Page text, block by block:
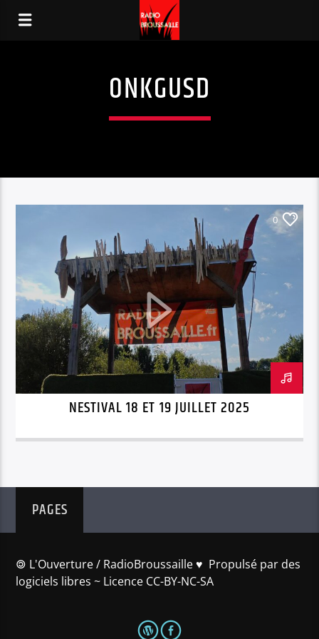
ONKGUSD
0
NESTIVAL 18 ET 19 JUILLET 2025
PAGES
🄯 L'Ouverture / RadioBroussaille ♥️ Propulsé par des
logiciels libres ~ Licence CC-BY-NC-SA